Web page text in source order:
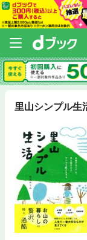
里山シンプル生